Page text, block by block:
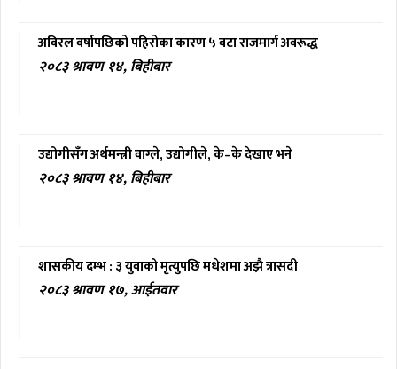
अविरल वर्षापछिको पहिरोका कारण ५ वटा राजमार्ग अवरूद्ध
२०८३ श्रावण १४, बिहीबार
उद्योगीसँग अर्थमन्त्री वाग्ले, उद्योगीले, के–के देखाए भने
२०८३ श्रावण १४, बिहीबार
शासकीय दम्भ : ३ युवाको मृत्युपछि मधेशमा अझै त्रासदी
२०८३ श्रावण १७, आईतवार